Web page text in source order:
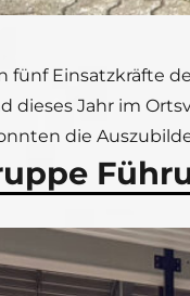
fünf Einsatzkräfte
dieses Jahr im
die